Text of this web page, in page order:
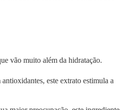
vão muito além da hidratação.
este extrato estimula a